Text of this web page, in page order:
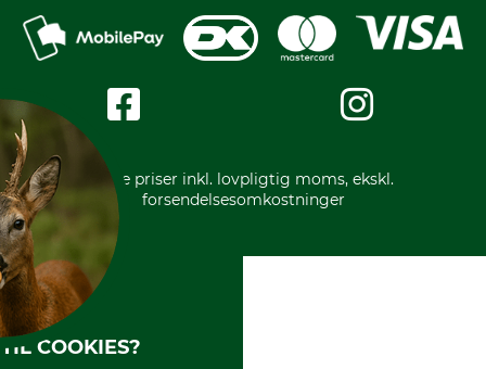
Privatlivspolitik
Handelsbetingelser
Impressum
Gratis returlabel
Mobile Pay
Kreditkort
Karriere
Messe datoer
Om os
International
* Alle priser inkl. lovpligtig moms, ekskl.
forsendelsesomkostninger
COOKIES?